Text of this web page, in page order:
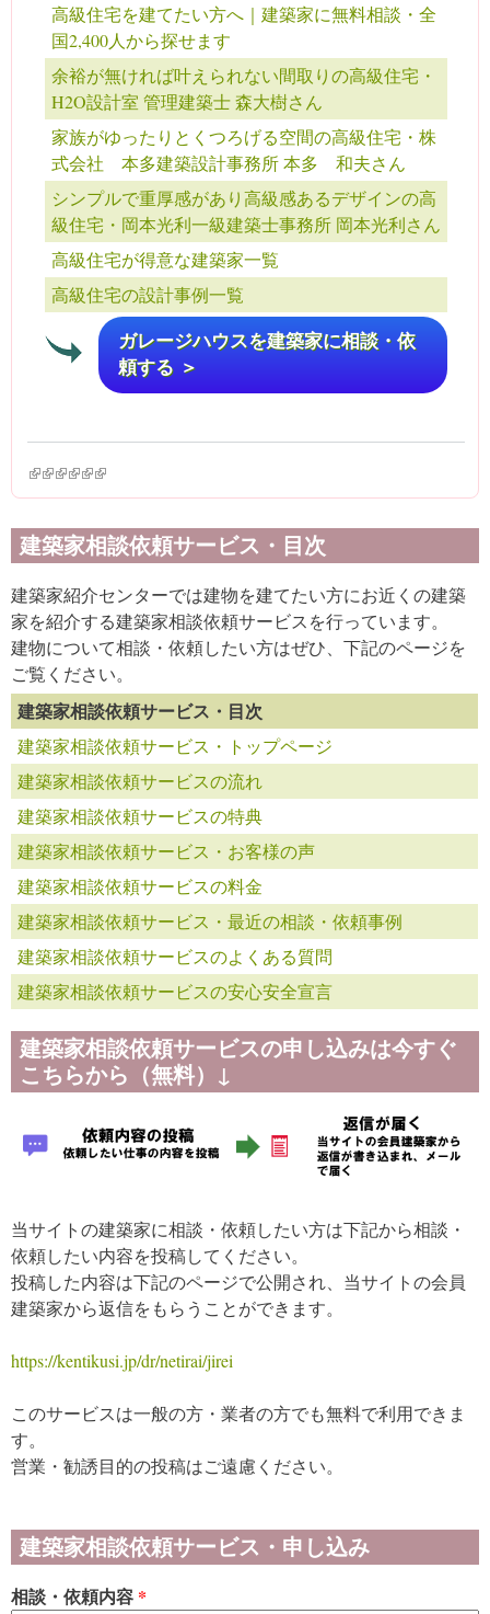
高級住宅を建てたい方へ｜建築家に無料相談・全
国2,400人から探せます
余裕が無ければ叶えられない間取りの高級住宅・
H2O設計室 管理建築士 森大樹さん
家族がゆったりとくつろげる空間の高級住宅・株
式会社 本多建築設計事務所 本多 和夫さん
シンプルで重厚感があり高級感あるデザインの高
級住宅・岡本光利一級建築士事務所 岡本光利さん
高級住宅が得意な建築家一覧
高級住宅の設計事例一覧
ガレージハウスを建築家に相談・依
頼する ＞
(link is external)
(link is external)
(link is external)
(link is external)
(link is external)
(link is external)
建築家相談依頼サービス・目次
建築家紹介センターでは建物を建てたい方にお近くの建築
家を紹介する建築家相談依頼サービスを行っています。
建物について相談・依頼したい方はぜひ、下記のページを
ご覧ください。
建築家相談依頼サービス・目次
建築家相談依頼サービス・トップページ
建築家相談依頼サービスの流れ
建築家相談依頼サービスの特典
建築家相談依頼サービス・お客様の声
建築家相談依頼サービスの料金
建築家相談依頼サービス・最近の相談・依頼事例
建築家相談依頼サービスのよくある質問
建築家相談依頼サービスの安心安全宣言
建築家相談依頼サービスの申し込みは今すぐ
こちらから（無料）↓
当サイトの建築家に相談・依頼したい方は下記から相談・
依頼したい内容を投稿してください。
投稿した内容は下記のページで公開され、当サイトの会員
建築家から返信をもらうことができます。
https://kentikusi.jp/dr/netirai/jirei
このサービスは一般の方・業者の方でも無料で利用できま
す。
営業・勧誘目的の投稿はご遠慮ください。
建築家相談依頼サービス・申し込み
相談・依頼内容 *